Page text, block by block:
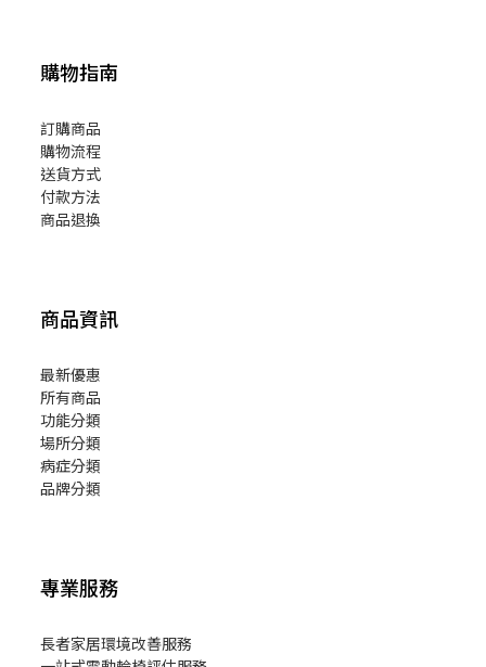
購物指南
訂購商品
購物流程
送貨方式
付款方法
商品退換
商品資訊
最新優惠
所有商品
功能分類
場所分類
病症分類
品牌分類
專業服務
長者家居環境改善服務